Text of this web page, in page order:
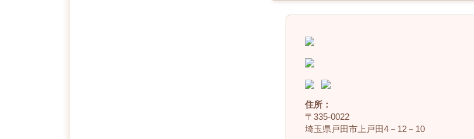
住所：
〒335‐0022
埼玉県戸田市上戸田4－12－10